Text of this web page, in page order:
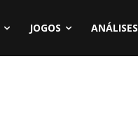
JOGOS ANÁLISES